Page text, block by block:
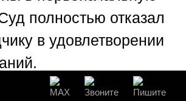
полностью отказал
в удовлетворении